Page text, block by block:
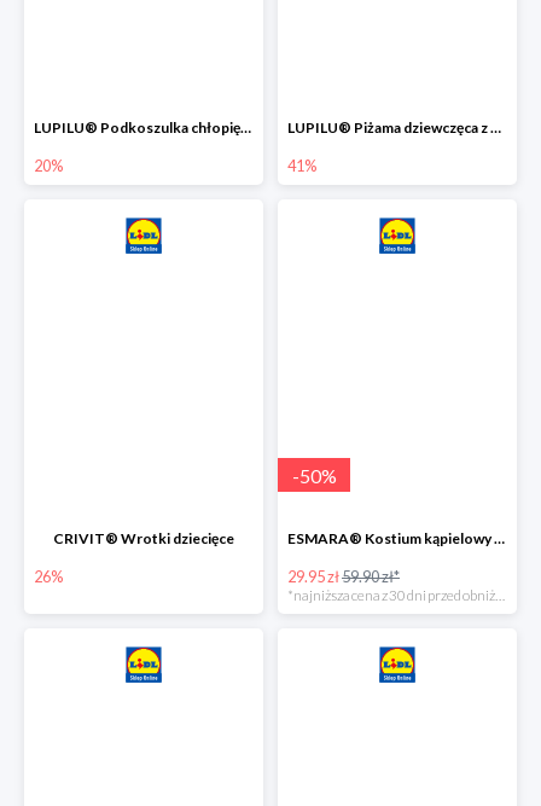
LUPILU® Podkoszulka chłopięca z bawełny -20%
20%
LUPILU® Piżama dziewczęca z bawełny -41%
41%
CRIVIT® Wrotki dziecięce
26%
-50%
ESMARA® Kostium kąpielowy ciążowy lub tankini ciążowe -50%
29.95 zł59.90 zł*